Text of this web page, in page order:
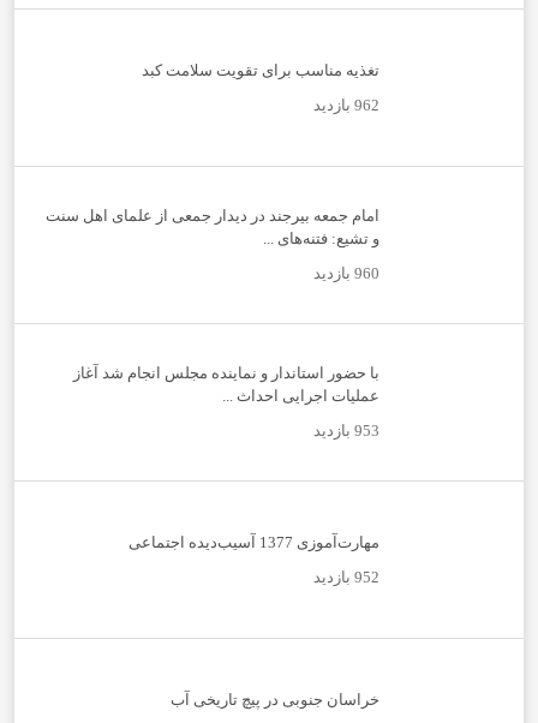
تغذیه مناسب برای تقویت سلامت کبد
962 بازدید
امام جمعه بیرجند در دیدار جمعی از علمای اهل سنت
و تشیع: فتنه‌های ...
960 بازدید
با حضور استاندار و نماینده مجلس انجام شد آغاز
عملیات اجرایی احداث ...
953 بازدید
مهارت‌آموزی 1377 آسیب‌دیده اجتماعی
952 بازدید
خراسان جنوبی در پیچ تاریخی آب